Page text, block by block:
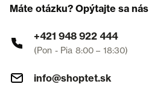
Máte otázku? Opýtajte sa nás
+421 948 922 444
(Pon - Pia 8:00 – 18:30)
info@shoptet.sk